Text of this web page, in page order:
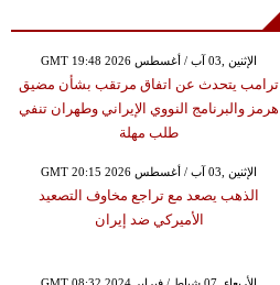
GMT 19:48 2026 الإثنين ,03 آب / أغسطس
ترامب يتحدث عن اتفاق مرتقب بشأن مضيق
هرمز والبرنامج النووي الإيراني وطهران تنفي
طلب مهلة
GMT 20:15 2026 الإثنين ,03 آب / أغسطس
الذهب يصعد مع تراجع مخاوف التصعيد
الأميركي ضد إيران